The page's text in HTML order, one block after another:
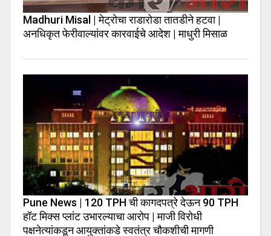
Madhuri Misal | मेट्रोचा राडारोडा तातडीने हटवा |
अनधिकृत फेरीवाल्यांवर कारवाईचे आदेश | माधुरी मिसाळ
Pune News | 120 TPH ची कागदपत्रे देऊन 90 TPH
हॉट मिक्स प्लांट उभारल्याचा आरोप | माजी विरोधी
पक्षनेत्यांकडून आयुक्तांकडे स्वतंत्र चौकशीची मागणी